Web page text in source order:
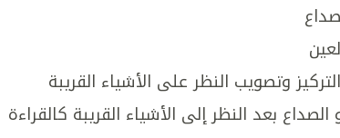
وتصويب النظر على الأشياء القريبة
الصداع بعد النظر إلى الأشياء القريبة كالقراءة